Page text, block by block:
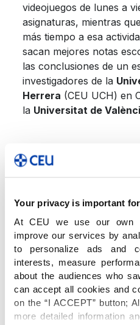
Your privacy is important
At CEU we use our own
improve our services by
to personalize ads and
interests, measure
about the audiences who
can accept all cookies and
on the “I ACCEPT” button;
more detailed information
videojuegos de lunes a
asignaturas, mientras
más tiempo a esa
sacan mejores notas
las conclusiones de un
investigadores de la
Herrera (CEU UCH) en
la Universitat de
El estudio revela que
una media de 47,23
videojuegos, aunque
además, otros datos
frecuentes, moderados y
ocasionales obtienen
académicos
lo
los jugadores intensivos.
Según el profesor de
de Castellón,Fernando